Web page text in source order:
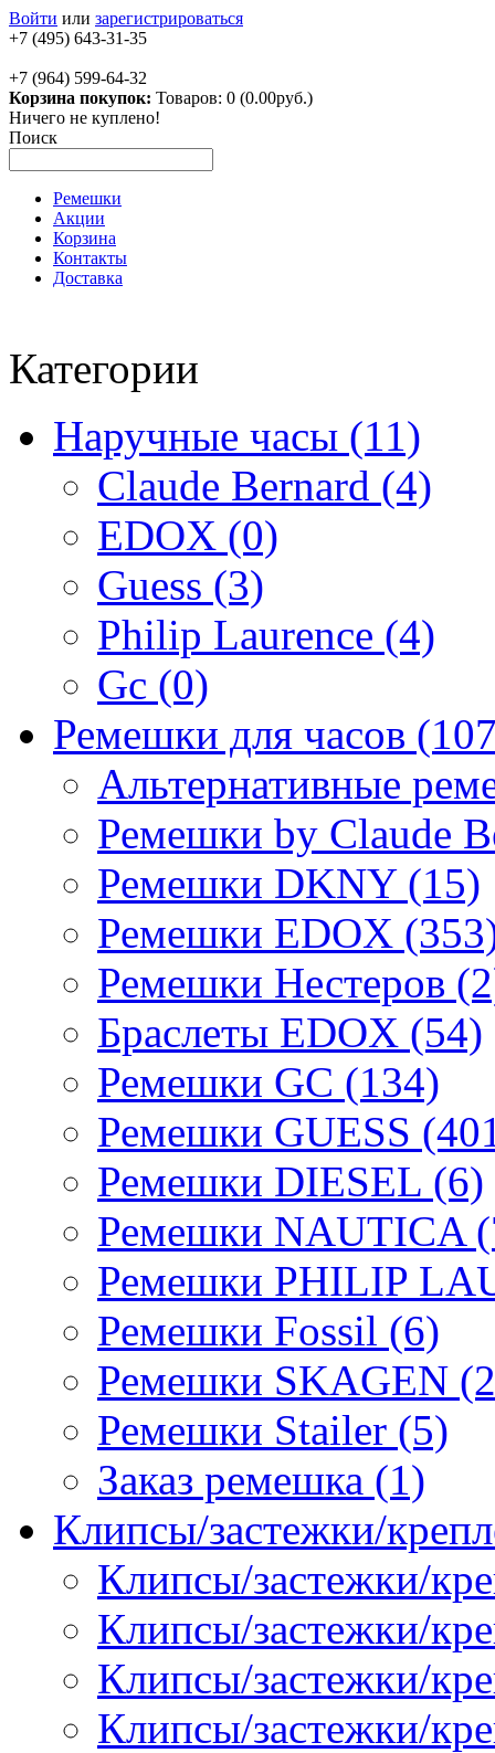
Войти или зарегистрироваться
+7 (495) 643-31-35
+7 (964) 599-64-32
Корзина покупок: Товаров: 0 (0.00руб.)
Ничего не куплено!
Поиск
Ремешки
Акции
Корзина
Контакты
Доставка
Категории
Наручные часы (11)
Claude Bernard (4)
EDOX (0)
Guess (3)
Philip Laurence (4)
Gc (0)
Ремешки для часов
Альтернативные
Ремешки by Claude
Ремешки DKNY (15)
Ремешки EDOX
Ремешки Нестеров
Браслеты EDOX (54)
Ремешки GC (134)
Ремешки GUESS
Ремешки DIESEL (6)
Ремешки NAUTICA
Ремешки PHILIP
Ремешки Fossil (6)
Ремешки SKAGEN
Ремешки Stailer (5)
Заказ ремешка (1)
Клипсы/застежки/
Клипсы/застежки/
Клипсы/застежки/
Клипсы/застежки/
Клипсы/застежки/